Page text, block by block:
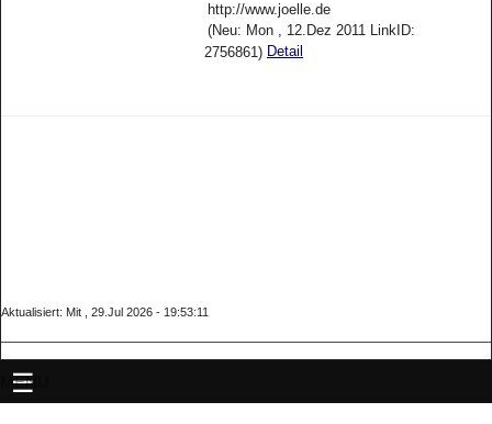
http://www.joelle.de
(Neu: Mon , 12.Dez 2011 LinkID:
2756861) Detail
Aktualisiert: Mit , 29.Jul 2026 - 19:53:11
MENU